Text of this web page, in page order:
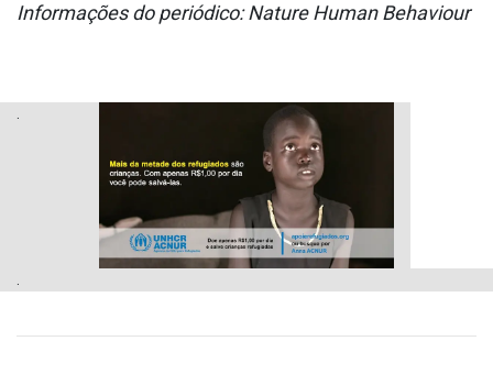
Informações do periódico: Nature Human Behaviour